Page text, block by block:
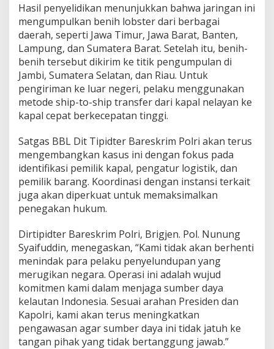
Hasil penyelidikan menunjukkan bahwa jaringan ini
mengumpulkan benih lobster dari berbagai
daerah, seperti Jawa Timur, Jawa Barat, Banten,
Lampung, dan Sumatera Barat. Setelah itu, benih-
benih tersebut dikirim ke titik pengumpulan di
Jambi, Sumatera Selatan, dan Riau. Untuk
pengiriman ke luar negeri, pelaku menggunakan
metode ship-to-ship transfer dari kapal nelayan ke
kapal cepat berkecepatan tinggi.
Satgas BBL Dit Tipidter Bareskrim Polri akan terus
mengembangkan kasus ini dengan fokus pada
identifikasi pemilik kapal, pengatur logistik, dan
pemilik barang. Koordinasi dengan instansi terkait
juga akan diperkuat untuk memaksimalkan
penegakan hukum.
Dirtipidter Bareskrim Polri, Brigjen. Pol. Nunung
Syaifuddin, menegaskan, “Kami tidak akan berhenti
menindak para pelaku penyelundupan yang
merugikan negara. Operasi ini adalah wujud
komitmen kami dalam menjaga sumber daya
kelautan Indonesia. Sesuai arahan Presiden dan
Kapolri, kami akan terus meningkatkan
pengawasan agar sumber daya ini tidak jatuh ke
tangan pihak yang tidak bertanggung jawab.”